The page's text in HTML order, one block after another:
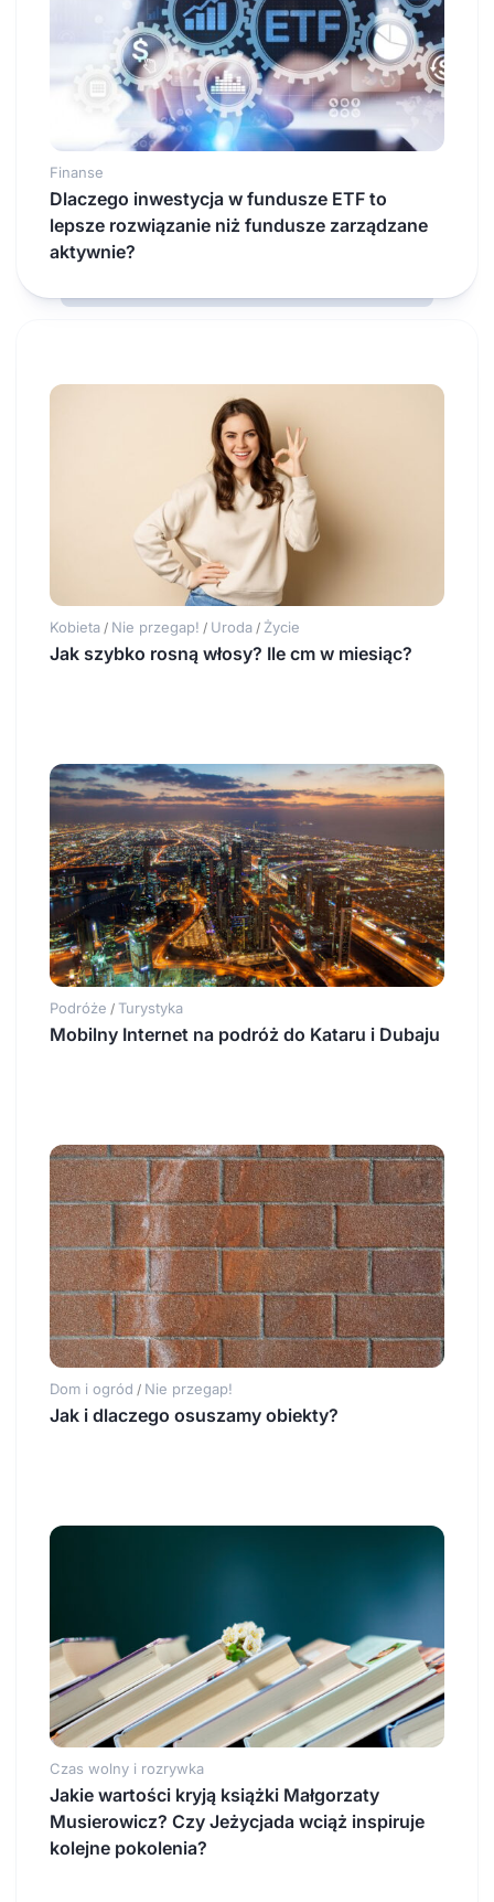
Finanse
Dlaczego inwestycja w fundusze ETF to
lepsze rozwiązanie niż fundusze zarządzane
aktywnie?
Kobieta / Nie przegap! / Uroda / Życie
Jak szybko rosną włosy? Ile cm w miesiąc?
Podróże / Turystyka
Mobilny Internet na podróż do Kataru i Dubaju
Dom i ogród / Nie przegap!
Jak i dlaczego osuszamy obiekty?
Czas wolny i rozrywka
Jakie wartości kryją książki Małgorzaty
Musierowicz? Czy Jeżycjada wciąż inspiruje
kolejne pokolenia?